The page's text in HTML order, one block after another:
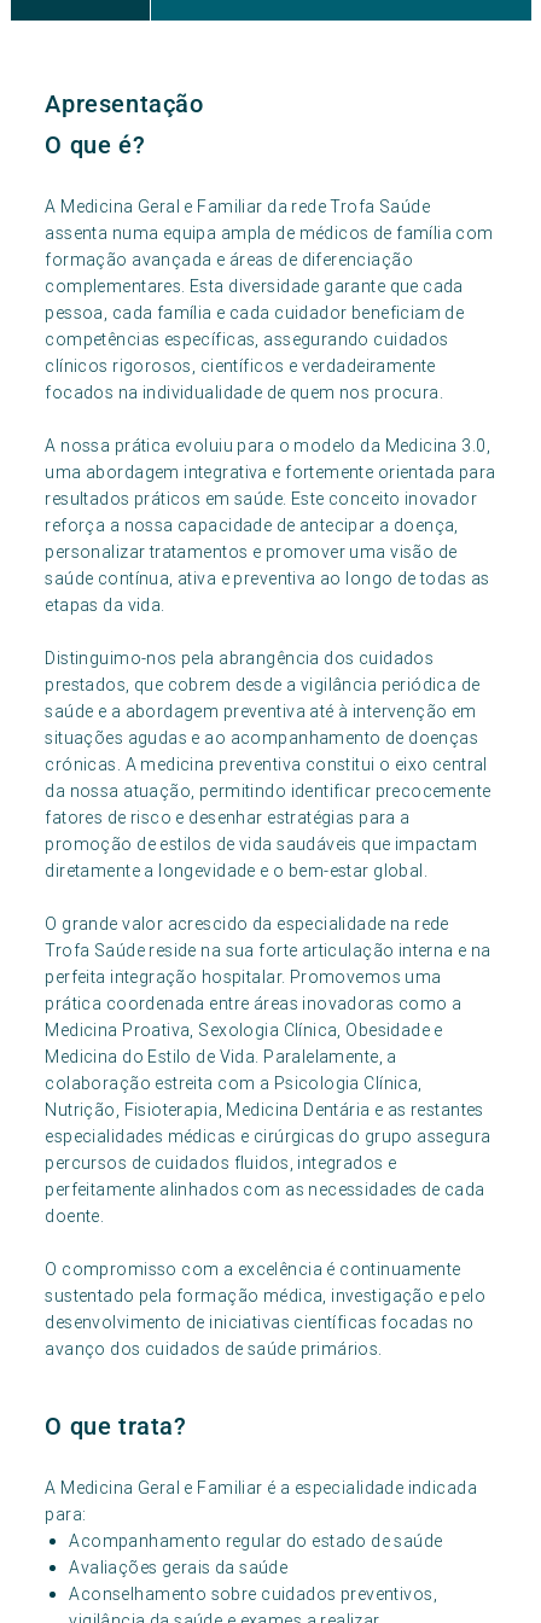
Apresentação
O que é?
A Medicina Geral e Familiar da rede Trofa Saúde
assenta numa equipa ampla de médicos de família com
formação avançada e áreas de diferenciação
complementares. Esta diversidade garante que cada
pessoa, cada família e cada cuidador beneficiam de
competências específicas, assegurando cuidados
clínicos rigorosos, científicos e verdadeiramente
focados na individualidade de quem nos procura.
A nossa prática evoluiu para o modelo da Medicina 3.0,
uma abordagem integrativa e fortemente orientada para
resultados práticos em saúde. Este conceito inovador
reforça a nossa capacidade de antecipar a doença,
personalizar tratamentos e promover uma visão de
saúde contínua, ativa e preventiva ao longo de todas as
etapas da vida.
Distinguimo-nos pela abrangência dos cuidados
prestados, que cobrem desde a vigilância periódica de
saúde e a abordagem preventiva até à intervenção em
situações agudas e ao acompanhamento de doenças
crónicas. A medicina preventiva constitui o eixo central
da nossa atuação, permitindo identificar precocemente
fatores de risco e desenhar estratégias para a
promoção de estilos de vida saudáveis que impactam
diretamente a longevidade e o bem-estar global.
O grande valor acrescido da especialidade na rede
Trofa Saúde reside na sua forte articulação interna e na
perfeita integração hospitalar. Promovemos uma
prática coordenada entre áreas inovadoras como a
Medicina Proativa, Sexologia Clínica, Obesidade e
Medicina do Estilo de Vida. Paralelamente, a
colaboração estreita com a Psicologia Clínica,
Nutrição, Fisioterapia, Medicina Dentária e as restantes
especialidades médicas e cirúrgicas do grupo assegura
percursos de cuidados fluidos, integrados e
perfeitamente alinhados com as necessidades de cada
doente.
O compromisso com a excelência é continuamente
sustentado pela formação médica, investigação e pelo
desenvolvimento de iniciativas científicas focadas no
avanço dos cuidados de saúde primários.
O que trata?
A Medicina Geral e Familiar é a especialidade indicada
para:
Acompanhamento regular do estado de saúde
Avaliações gerais da saúde
Aconselhamento sobre cuidados preventivos,